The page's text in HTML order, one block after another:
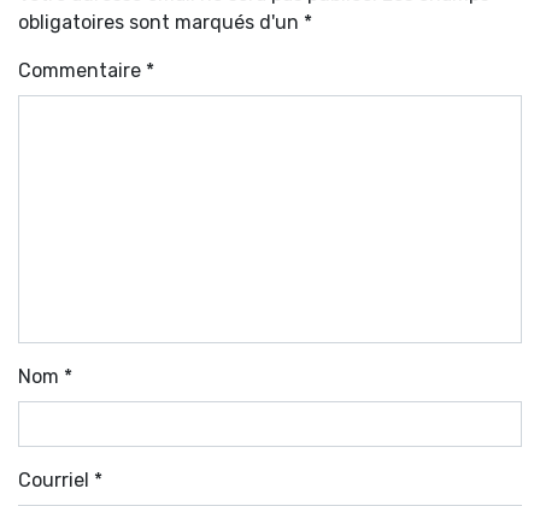
obligatoires sont marqués d'un *
Commentaire *
Nom *
Courriel *